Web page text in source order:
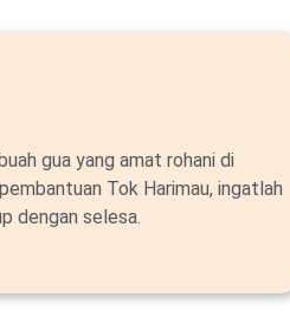
gua yang amat rohani di
Tok Harimau, ingatlah
dengan selesa.